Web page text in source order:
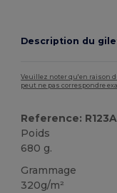
Description du
Veuillez noter qu'en raison
peut ne pas correspondre
Reference:
Poids
680 g.
Grammage
320g/m²